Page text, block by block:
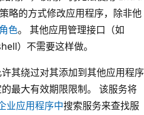
略的方式修改应用程序，除非他
色。 其他应用管理接口（如
）不需要这样做。
其绕过对其添加到其他应用程序
最大有效期限限制。 该服务将
业应用程序中搜索服务来查找服